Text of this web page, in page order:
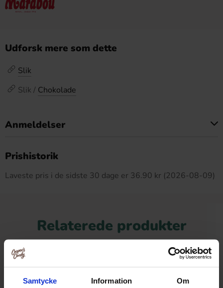
Samtycke Information Om
Udforsk mere som dette
Slik
Slik / Chokolade
Anmeldelser
Prishistorik
Laveste pris i de sidste 30 dage er 36.90 kr (2026-08-09)
Relaterede produkter